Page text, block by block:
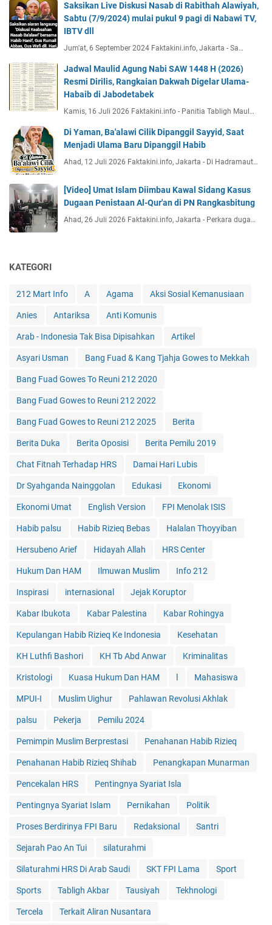
Saksikan Live Diskusi Nasab di Rabithah Alawiyah,
Sabtu (7/9/2024) mulai pukul 9 pagi di Nabawi TV,
IBTV dll
Jum'at, 6 September 2024 Faktakini.info, Jakarta - Sa…
Jadwal Maulid Agung Nabi SAW 1448 H (2026)
Resmi Dirilis, Rangkaian Dakwah Digelar Ulama-
Habaib di Jabodetabek
Kamis, 16 Juli 2026 Faktakini.info - Panitia Tabligh Maul…
Di Yaman, Ba'alawi Cilik Dipanggil Sayyid, Saat
Menjadi Ulama Baru Dipanggil Habib
Ahad, 12 Juli 2026 Faktakini.info, Jakarta - Di Hadramaut…
[Video] Umat Islam Diimbau Kawal Sidang Kasus
Dugaan Penistaan Al-Qur'an di PN Rangkasbitung
Ahad, 26 Juli 2026 Faktakini.info, Jakarta - Perkara duga…
KATEGORI
212 Mart Info A Agama Aksi Sosial Kemanusiaan
Anies Antariksa Anti Komunis
Arab - Indonesia Tak Bisa Dipisahkan Artikel
Asyari Usman Bang Fuad & Kang Tjahja Gowes to Mekkah
Bang Fuad Gowes To Reuni 212 2020
Bang Fuad Gowes to Reuni 212 2022
Bang Fuad Gowes to Reuni 212 2025 Berita
Berita Duka Berita Oposisi Berita Pemilu 2019
Chat Fitnah Terhadap HRS Damai Hari Lubis
Dr Syahganda Nainggolan Edukasi Ekonomi
Ekonomi Umat English Version FPI Menolak ISIS
Habib palsu Habib Rizieq Bebas Halalan Thoyyiban
Hersubeno Arief Hidayah Allah HRS Center
Hukum Dan HAM Ilmuwan Muslim Info 212
Inspirasi internasional Jejak Koruptor
Kabar Ibukota Kabar Palestina Kabar Rohingya
Kepulangan Habib Rizieq Ke Indonesia Kesehatan
KH Luthfi Bashori KH Tb Abd Anwar Kriminalitas
Kristologi Kuasa Hukum Dan HAM Mahasiswa
MPUI-I Muslim Uighur Pahlawan Revolusi Akhlak
palsu Pekerja Pemilu 2024
Pemimpin Muslim Berprestasi Penahanan Habib Rizieq
Penahanan Habib Rizieq Shihab Penangkapan Munarman
Pencekalan HRS Pentingnya Syariat Isla
Pentingnya Syariat Islam Pernikahan Politik
Proses Berdirinya FPI Baru Redaksional Santri
Sejarah Pao An Tui silaturahmi
Silaturahmi HRS Di Arab Saudi SKT FPI Lama Sport
Sports Tabligh Akbar Tausiyah Tekhnologi
Tercela Terkait Aliran Nusantara